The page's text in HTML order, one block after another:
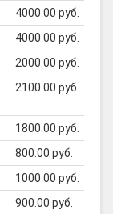
4000.00 руб.
4000.00 руб.
2000.00 руб.
2100.00 руб.
1800.00 руб.
800.00 руб.
1000.00 руб.
900.00 руб.